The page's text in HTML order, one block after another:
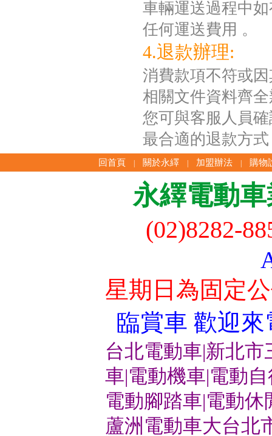
車輛運送過程中
任何運送費用 。
4.退款辦理:
消費款項不符或
相關文件資料齊
您可與客服人員
最合適的退款方
回首頁 關於永繹 加盟辦法 購物
永繹電動
(02)8282-
星期日為固定
臨賞車 歡迎來
台北電動車|新北
車|電動機車|電動
電動腳踏車|電動休
蘆洲電動車大台北